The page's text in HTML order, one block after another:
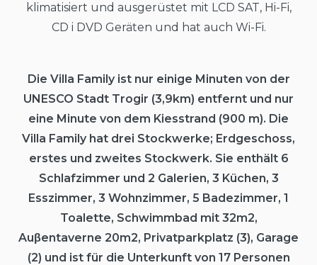
klimatisiert und ausgerüstet mit LCD SAT, Hi-Fi,
CD i DVD Geräten und hat auch Wi-Fi.
Die Villa Family ist nur einige Minuten von der
UNESCO Stadt Trogir (3,9km) entfernt und nur
eine Minute von dem Kiesstrand (900 m). Die
Villa Family hat drei Stockwerke; Erdgeschoss,
erstes und zweites Stockwerk. Sie enthält 6
Schlafzimmer und 2 Galerien, 3 Küchen, 3
Esszimmer, 3 Wohnzimmer, 5 Badezimmer, 1
Toalette, Schwimmbad mit 32m2,
Auβentaverne 20m2, Privatparkplatz (3), Garage
(2) und ist für die Unterkunft von 17 Personen